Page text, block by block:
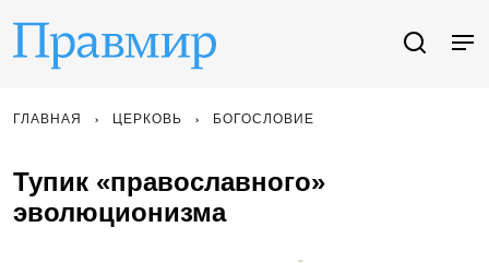
ГЛАВНАЯ ЦЕРКОВЬ БОГОСЛОВИЕ
Тупик «православного»
эволюционизма